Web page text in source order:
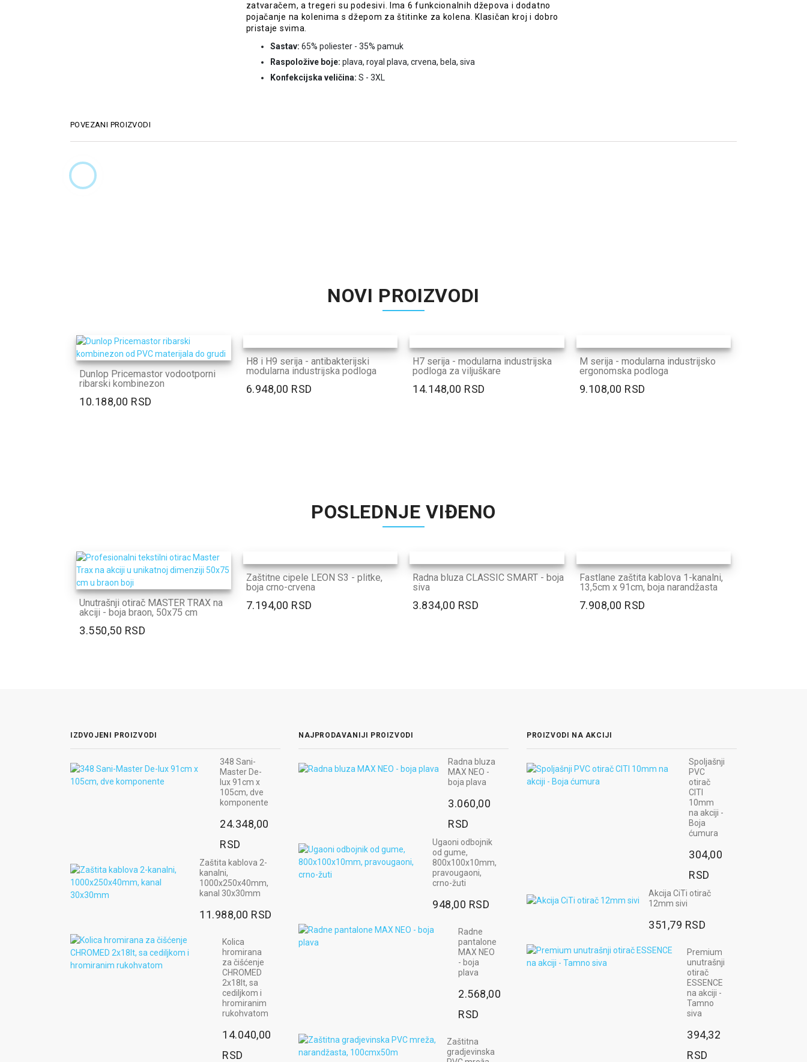
zatvaračem, a tregeri su podesivi. Ima 6 funkcionalnih džepova i dodatno
pojačanje na kolenima s džepom za štitinke za kolena. Klasičan kroj i dobro
pristaje svima.
Sastav: 65% poliester - 35% pamuk
Raspoložive boje: plava, royal plava, crvena, bela, siva
Konfekcijska veličina: S - 3XL
POVEZANI PROIZVODI
NOVI PROIZVODI
Dunlop Pricemastor vodootporni
ribarski kombinezon
10.188,00 RSD
H8 i H9 serija - antibakterijski
modularna industrijska podloga
6.948,00 RSD
H7 serija - modularna industrijska
podloga za viljuškare
14.148,00 RSD
M serija - modularna industrijsko
ergonomska podloga
9.108,00 RSD
POSLEDNJE VIĐENO
Unutrašnji otirač MASTER TRAX na
akciji - boja braon, 50x75 cm
3.550,50 RSD
Zaštitne cipele LEON S3 - plitke,
boja crno-crvena
7.194,00 RSD
Radna bluza CLASSIC SMART - boja
siva
3.834,00 RSD
Fastlane zaštita kablova 1-kanalni,
13,5cm x 91cm, boja narandžasta
7.908,00 RSD
IZDVOJENI PROIZVODI
348 Sani-
Master De-
lux 91cm x
105cm, dve
komponente
24.348,00
RSD
Zaštita kablova 2-
kanalni,
1000x250x40mm,
kanal 30x30mm
11.988,00 RSD
Kolica
hromirana
za čišćenje
CHROMED
2x18lt, sa
cediljkom i
hromiranim
rukohvatom
14.040,00
RSD
NAJPRODAVANIJI PROIZVODI
Radna bluza
MAX NEO -
boja plava
3.060,00
RSD
Ugaoni odbojnik
od gume,
800x100x10mm,
pravougaoni,
crno-žuti
948,00 RSD
Radne
pantalone
MAX NEO
- boja
plava
2.568,00
RSD
Zaštitna
gradjevinska
PROIZVODI NA AKCIJI
Spoljašnji
PVC
otirač
CITI
10mm
na akciji -
Boja
ćumura
304,00
RSD
Akcija CiTi otirač
12mm sivi
351,79 RSD
Premium
unutrašnji
otirač
ESSENCE
na akciji -
Tamno
siva
394,32
RSD